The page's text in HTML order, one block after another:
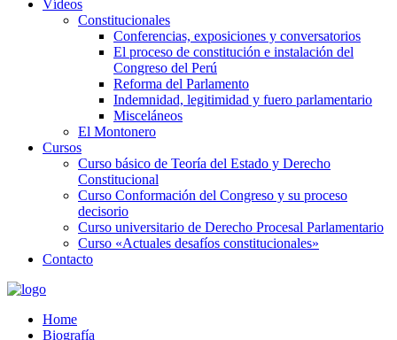
Vídeos
Constitucionales
Conferencias, exposiciones y conversatorios
El proceso de constitución e instalación del
Congreso del Perú
Reforma del Parlamento
Indemnidad, legitimidad y fuero parlamentario
Misceláneos
El Montonero
Cursos
Curso básico de Teoría del Estado y Derecho
Constitucional
Curso Conformación del Congreso y su proceso
decisorio
Curso universitario de Derecho Procesal Parlamentario
Curso «Actuales desafíos constitucionales»
Contacto
Home
Biografía